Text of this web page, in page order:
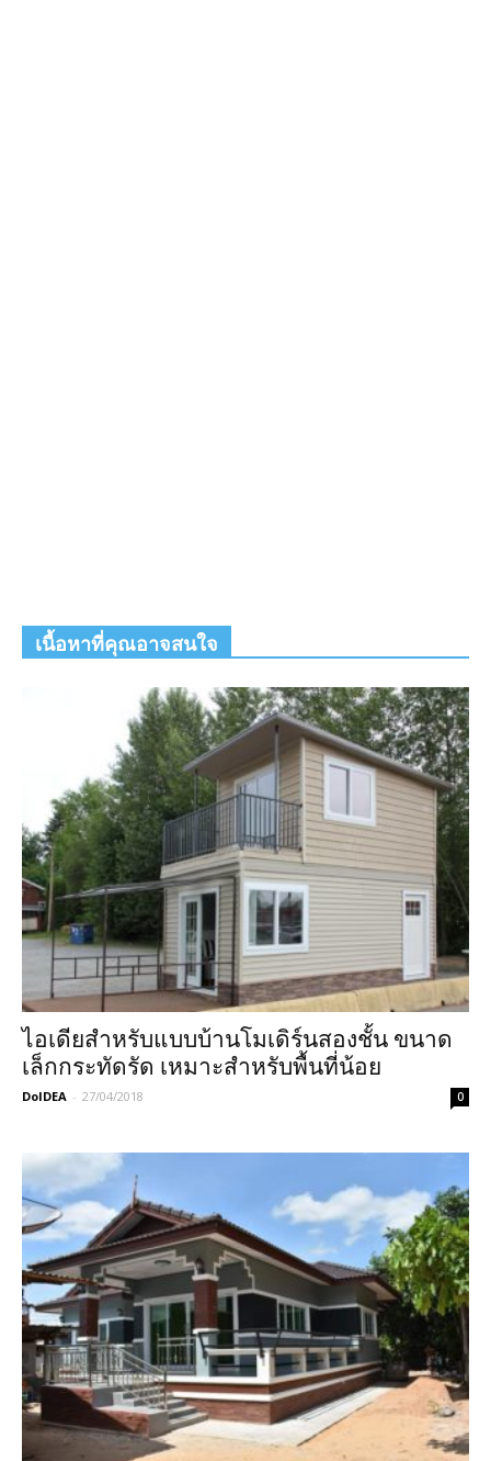
เนื้อหาที่คุณอาจสนใจ
ไอเดียสำหรับแบบบ้านโมเดิร์นสองชั้น ขนาด
เล็กกระทัดรัด เหมาะสำหรับพื้นที่น้อย
DoIDEA - 27/04/2018 0